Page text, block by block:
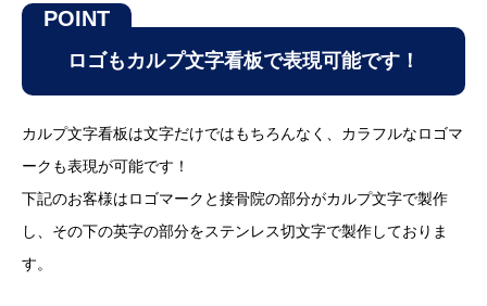
ロゴもカルプ文字看板で表現可能です！
カルプ文字看板は文字だけではもちろんなく、カラフルなロゴマ
ークも表現が可能です！
下記のお客様はロゴマークと接骨院の部分がカルプ文字で製作
し、その下の英字の部分をステンレス切文字で製作しておりま
す。